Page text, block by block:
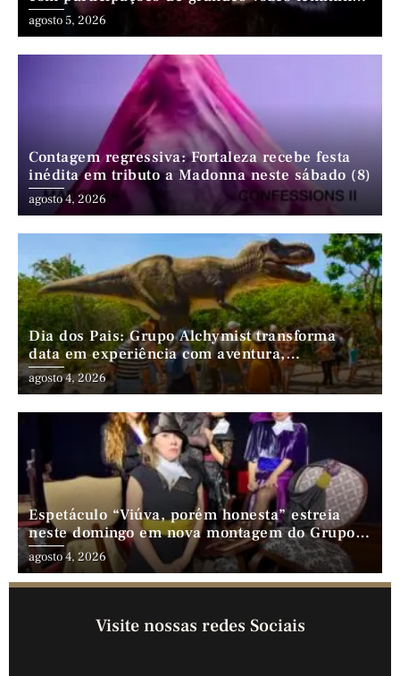
do forró
agosto 5, 2026
Contagem regressiva: Fortaleza recebe festa
inédita em tributo a Madonna neste sábado (8)
agosto 4, 2026
Dia dos Pais: Grupo Alchymist transforma
data em experiência com aventura,
gastronomia e lazer em família
agosto 4, 2026
Espetáculo “Viúva, porém honesta” estreia
neste domingo em nova montagem do Grupo
Comédia Cearense
agosto 4, 2026
Visite nossas redes Sociais